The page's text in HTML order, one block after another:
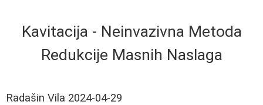
Kavitacija - Neinvazivna Metoda
Redukcije Masnih Naslaga
Radašin Vila 2024-04-29